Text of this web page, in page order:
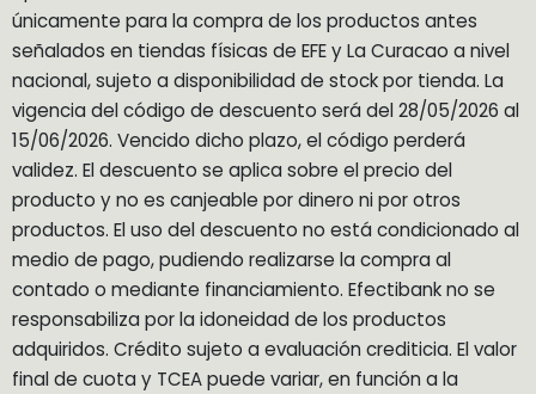
únicamente para la compra de los productos antes
señalados en tiendas físicas de EFE y La Curacao a nivel
nacional, sujeto a disponibilidad de stock por tienda. La
vigencia del código de descuento será del 28/05/2026 al
15/06/2026. Vencido dicho plazo, el código perderá
validez. El descuento se aplica sobre el precio del
producto y no es canjeable por dinero ni por otros
productos. El uso del descuento no está condicionado al
medio de pago, pudiendo realizarse la compra al
contado o mediante financiamiento. Efectibank no se
responsabiliza por la idoneidad de los productos
adquiridos. Crédito sujeto a evaluación crediticia. El valor
final de cuota y TCEA puede variar, en función a la